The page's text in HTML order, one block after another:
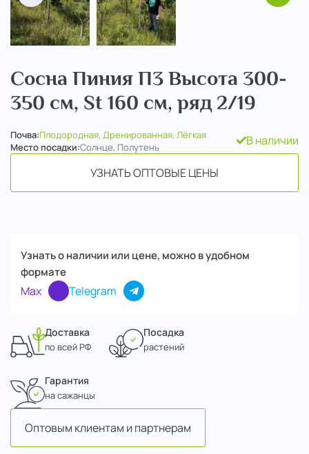
Сосна Пиния П3 Высота 300-
350 см, St 160 см, ряд 2/19
Почва:Плодородная, Дренированная, Лёгкая
Место посадки:Солнце, Полутень В наличии
УЗНАТЬ ОПТОВЫЕ ЦЕНЫ
Узнать о наличии или цене, можно в удобном
формате
Max Telegram
Доставка
по всей РФ
Посадка
растений
Гарантия
на сажанцы
Оптовым клиентам и партнерам